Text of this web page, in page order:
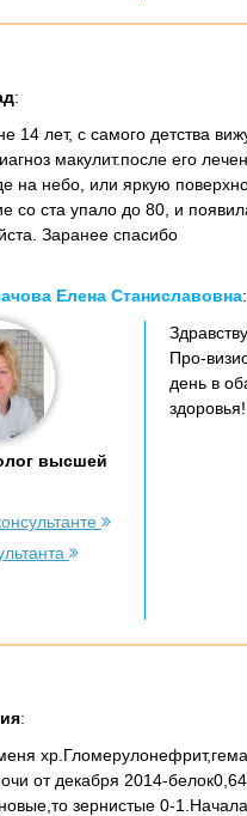
:
14 лет, с самого детства
макулит.после его
на небо, или яркую
со ста упало до 80, и
Заранее спасибо
Елена Станиславовна:
высшей
Про-
день в
здоровья!
:
от декабря 2014-
зернистые 0-